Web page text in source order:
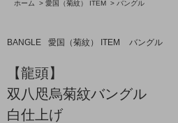
ホーム
> 愛国（菊紋） ITEM > バングル
BANGLE 愛国（菊紋） ITEM バングル
【龍頭】
双八咫烏菊紋バングル
白仕上げ